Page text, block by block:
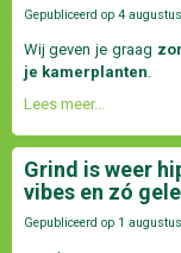
Gepubliceerd op 4
Wij geven je graag
je kamerplanten.
Lees meer...
Grind is weer
vibes en zó
Gepubliceerd op 1